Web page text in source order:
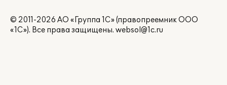
© 2011-2026 АО «Группа 1С» (правопреемник ООО
«1С»). Все права защищены. websol@1c.ru